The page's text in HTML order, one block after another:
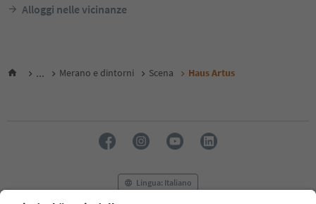
Alloggi nelle vicinanze
... Merano e dintorni Scena Haus Artus
Lingua: Italiano